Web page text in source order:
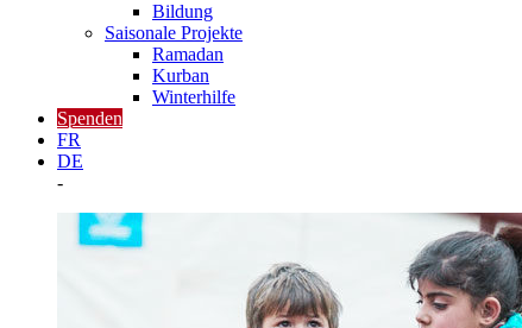
Bildung
Saisonale Projekte
Ramadan
Kurban
Winterhilfe
Spenden
FR
DE
-